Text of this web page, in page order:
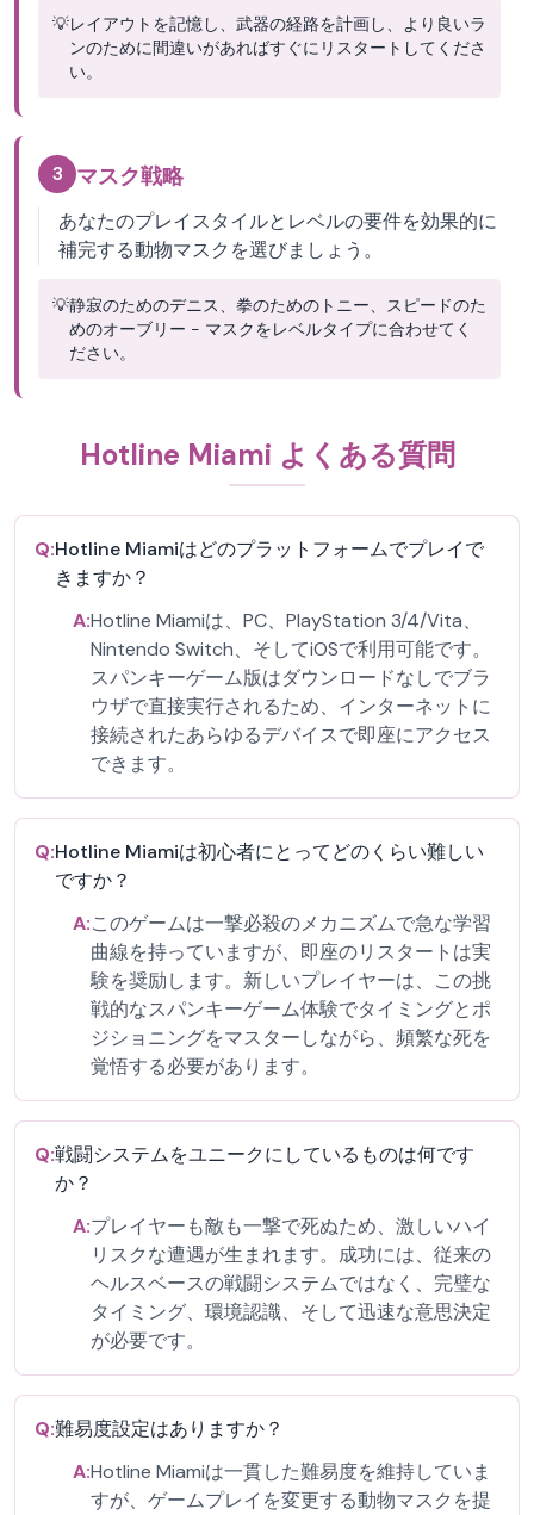
💡レイアウトを記憶し、武器の経路を計画し、より良いラ
ンのために間違いがあればすぐにリスタートしてくださ
い。
3 マスク戦略
あなたのプレイスタイルとレベルの要件を効果的に
補完する動物マスクを選びましょう。
💡静寂のためのデニス、拳のためのトニー、スピードのた
めのオーブリー - マスクをレベルタイプに合わせてく
ださい。
Hotline Miami よくある質問
Q:Hotline Miamiはどのプラットフォームでプレイで
きますか？
A:Hotline Miamiは、PC、PlayStation 3/4/Vita、
Nintendo Switch、そしてiOSで利用可能です。
スパンキーゲーム版はダウンロードなしでブラ
ウザで直接実行されるため、インターネットに
接続されたあらゆるデバイスで即座にアクセス
できます。
Q:Hotline Miamiは初心者にとってどのくらい難しい
ですか？
A:このゲームは一撃必殺のメカニズムで急な学習
曲線を持っていますが、即座のリスタートは実
験を奨励します。新しいプレイヤーは、この挑
戦的なスパンキーゲーム体験でタイミングとポ
ジショニングをマスターしながら、頻繁な死を
覚悟する必要があります。
Q:戦闘システムをユニークにしているものは何です
か？
A:プレイヤーも敵も一撃で死ぬため、激しいハイ
リスクな遭遇が生まれます。成功には、従来の
ヘルスベースの戦闘システムではなく、完璧な
タイミング、環境認識、そして迅速な意思決定
が必要です。
Q:難易度設定はありますか？
A:Hotline Miamiは一貫した難易度を維持していま
すが、ゲームプレイを変更する動物マスクを提